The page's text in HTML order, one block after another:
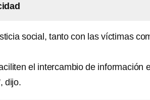
social, tanto con las víctimas
el intercambio de información
dijo.